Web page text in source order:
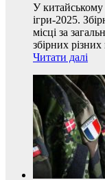
У китайському
ігри-2025.
місці за
збірних різних
Читати далі